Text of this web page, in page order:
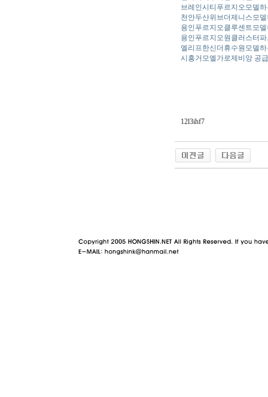
브레인시티푸르지오모델
천안두산위브더제니스모
용인푸르지오클루센트모
용인푸르지오원클러스터
엘리프한신더휴수원모델
시흥거모엘가로제비앙 공
12l3ihf7